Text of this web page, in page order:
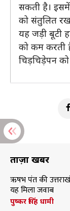
सकती है। इसमें
को संतुलित
यह जड़ी बूटी
को कम करती
चिड़चिड़ेपन
ताज़ा खबरें
ऋषभ पंत की
यह मिला जवाब
पुष्कर सिंह धामी